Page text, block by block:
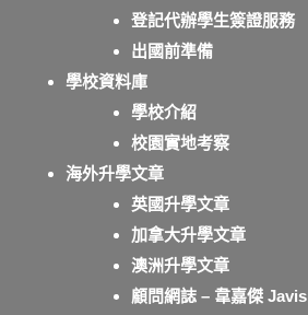
登記代辦學生簽證服務
出國前準備
學校資料庫
學校介紹
校園實地考察
海外升學文章
英國升學文章
加拿大升學文章
澳洲升學文章
顧問網誌 – 韋嘉傑 Javis